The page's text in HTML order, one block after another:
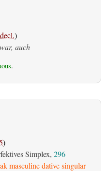
)
auch
.
)
Simplex, 296
masculine dative singular